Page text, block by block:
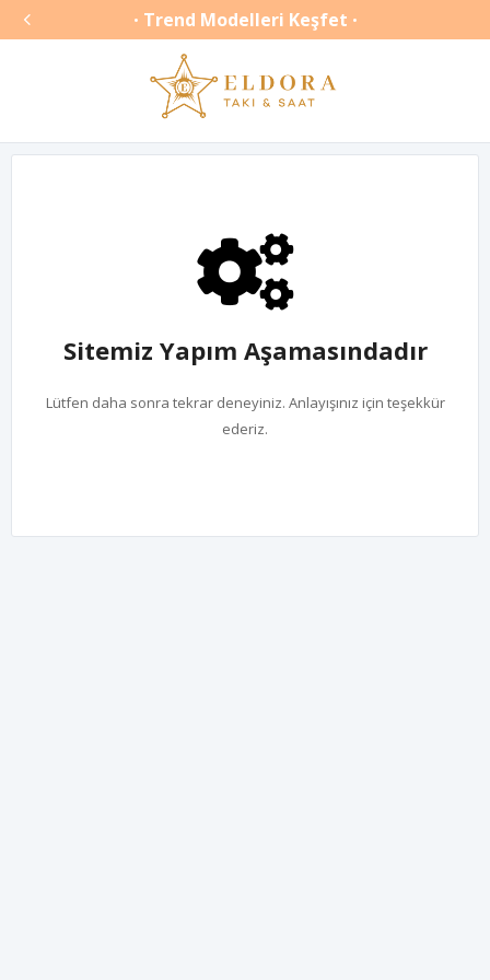
 • Trend Modelleri Keşfet •
Sitemiz Yapım Aşamasındadır
Lütfen daha sonra tekrar deneyiniz. Anlayışınız için teşekkür
ederiz.